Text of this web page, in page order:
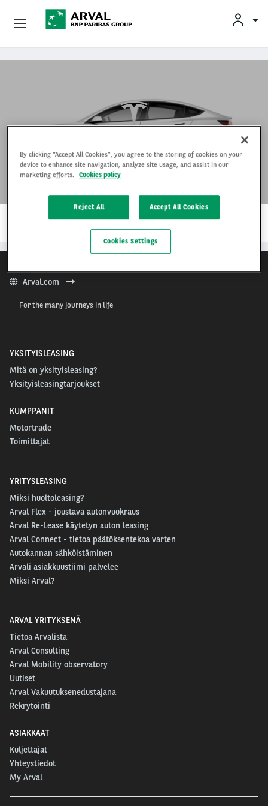
Tesla
Arval.com
For the many journeys in life
YKSITYISLEASING
Mitä on yksityisleasing?
Yksityisleasingtarjoukset
KUMPPANIT
Motortrade
Toimittajat
YRITYSLEASING
Miksi huoltoleasing?
Arval Flex - joustava autonvuokraus
Arval Re-Lease käytetyn auton leasing
Arval Connect - tietoa päätöksentekoa varten
Autokannan sähköistäminen
Arvali asiakkuustiimi palvelee
Miksi Arval?
ARVAL YRITYKSENÄ
Tietoa Arvalista
Arval Consulting
Arval Mobility observatory
Uutiset
Arval Vakuutuksenedustajana
Rekrytointi
ASIAKKAAT
Kuljettajat
Yhteystiedot
My Arval
Yksityisleasing
Yhteystiedot
Kuljettajat
By clicking “Accept All Cookies”, you agree to the storing of cookies on your
device to enhance site navigation, analyze site usage, and assist in our
marketing efforts.
Cookies policy
Reject All Accept All Cookies
Cookies Settings